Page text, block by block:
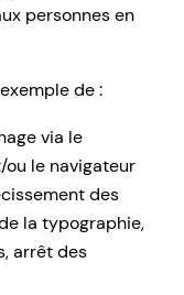
personnes en
de :
via le
le navigateur
des
la typographie,
arrêt des